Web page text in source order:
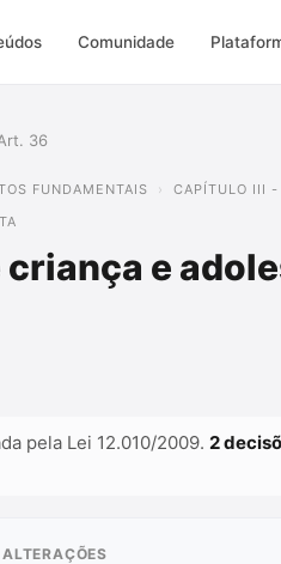
Comunidade
36
FUNDAMENTAIS CAPÍTULO III -
criança e
pela Lei 12.010/2009. 2